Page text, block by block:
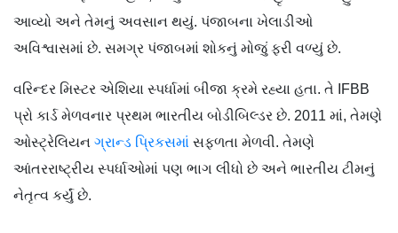
આવ્યો અને તેમનું અવસાન થયું. પંજાબના ખેલાડીઓ
અવિશ્વાસમાં છે. સમગ્ર પંજાબમાં શોકનું મોજું ફરી વળ્યું છે.
વરિન્દર મિસ્ટર એશિયા સ્પર્ધામાં બીજા ક્રમે રહ્યા હતા. તે IFBB
પ્રો કાર્ડ મેળવનાર પ્રથમ ભારતીય બોડીબિલ્ડર છે. 2011 માં, તેમણે
ઓસ્ટ્રેલિયન ગ્રાન્ડ પ્રિકસમાં સફળતા મેળવી. તેમણે
આંતરરાષ્ટ્રીય સ્પર્ધાઓમાં પણ ભાગ લીધો છે અને ભારતીય ટીમનું
નેતૃત્વ કર્યું છે.